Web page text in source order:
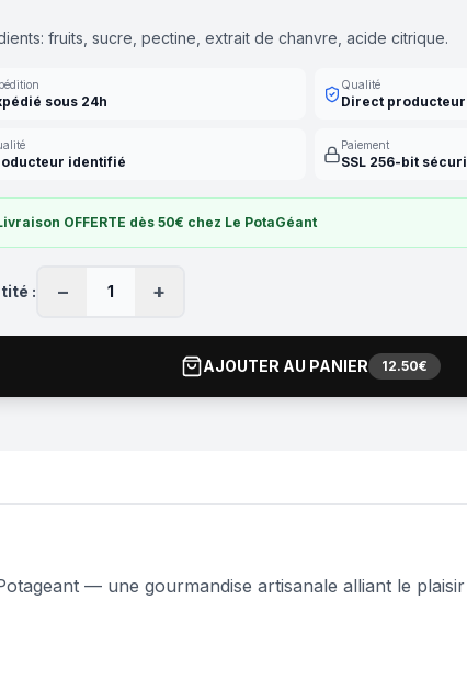
fruits, sucre, pectine, extrait de chanvre, acide citrique.
sous 24h
Qualité
Direct producteur
identifié
Paiement
SSL 256-bit
OFFERTE dès 50€ chez Le PotaGéant
: − 1 +
AJOUTER AU PANIER 12.50€
— une gourmandise artisanale alliant le